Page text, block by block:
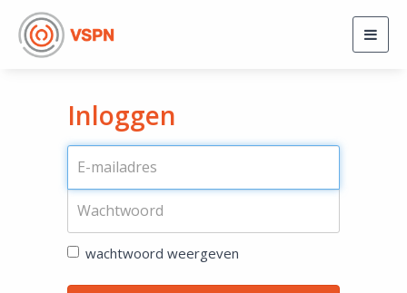
Inloggen
wachtwoord weergeven